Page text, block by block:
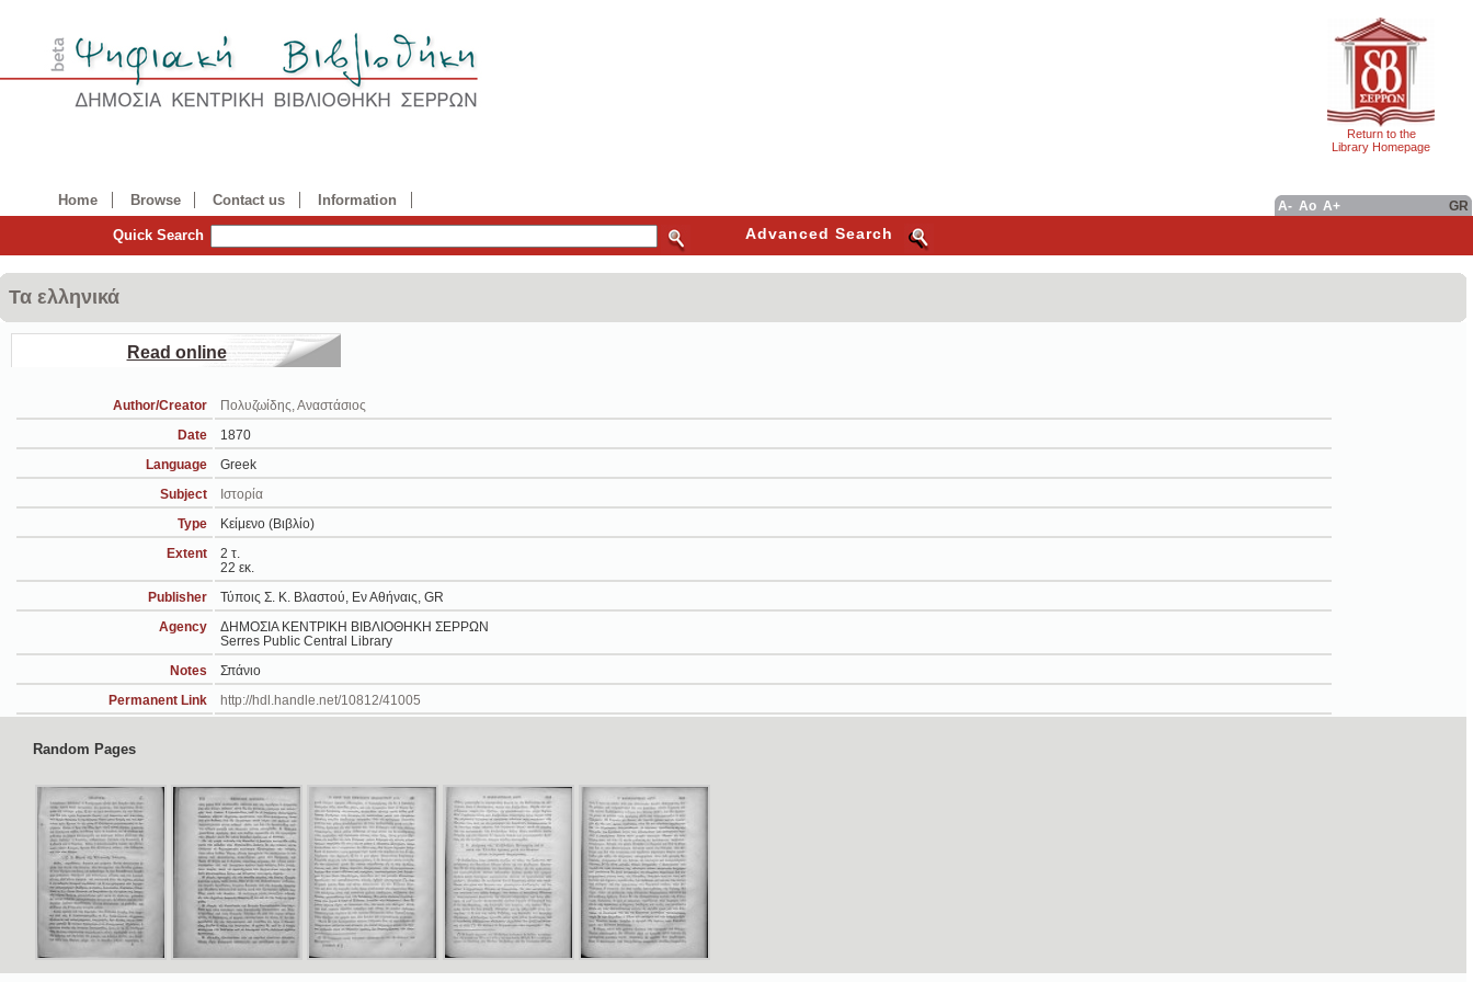
Return to the
Library Homepage
Home Browse Contact us Information A- Ao A+ GR
Quick Search Advanced Search
Τα ελληνικά
Read online
Author/Creator Πολυζωίδης, Αναστάσιος
Date 1870
Language Greek
Subject Ιστορία
Type Κείμενο (Βιβλίο)
Extent
2 τ.
22 εκ.
Publisher Τύποις Σ. Κ. Βλαστού, Εν Αθήναις, GR
Agency
ΔΗΜΟΣΙΑ ΚΕΝΤΡΙΚΗ ΒΙΒΛΙΟΘΗΚΗ ΣΕΡΡΩΝ
Serres Public Central Library
Notes Σπάνιο
Permanent Link http://hdl.handle.net/10812/41005
Random Pages